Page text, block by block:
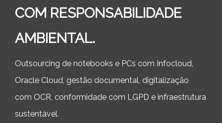
COM RESPONSABILIDADE
AMBIENTAL.
Outsourcing de notebooks e PCs com Infocloud,
Oracle Cloud, gestão documental, digitalização
com OCR, conformidade com LGPD e infraestrutura
sustentável.